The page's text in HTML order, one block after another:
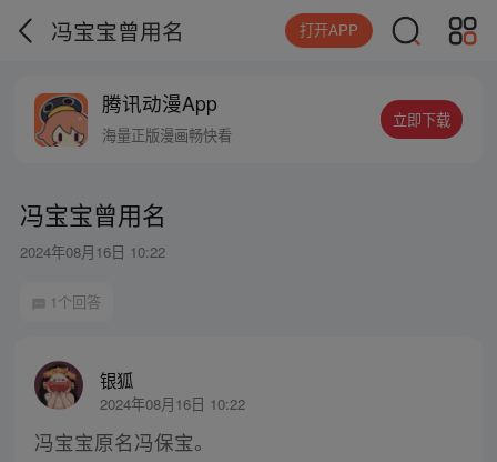
冯宝宝曾用名 打开APP
腾讯动漫App
海量正版漫画畅快看
立即下载
冯宝宝曾用名
2024年08月16日 10:22
1个回答
银狐
2024年08月16日 10:22
冯宝宝原名冯保宝。